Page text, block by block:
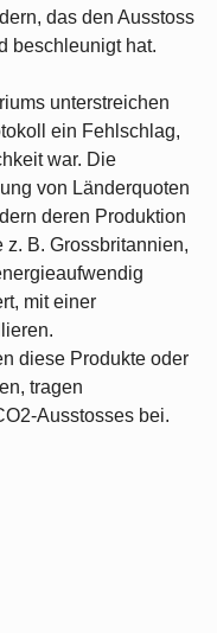
das den Ausstoss
beschleunigt hat.
unterstreichen
ein Fehlschlag,
war. Die
von Länderquoten
deren Produktion
z. B. Grossbritannien,
mit einer
diese Produkte oder
tragen
Ausstosses bei.